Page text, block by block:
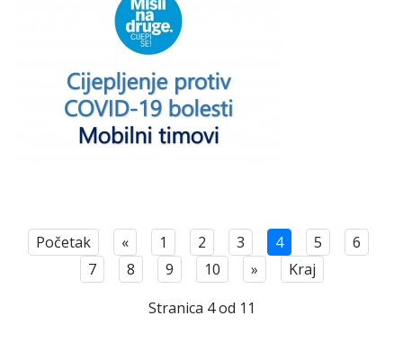
Početak « 1 2 3 4 5
6
7
8 9 10 »
Kraj
Stranica 4 od 11